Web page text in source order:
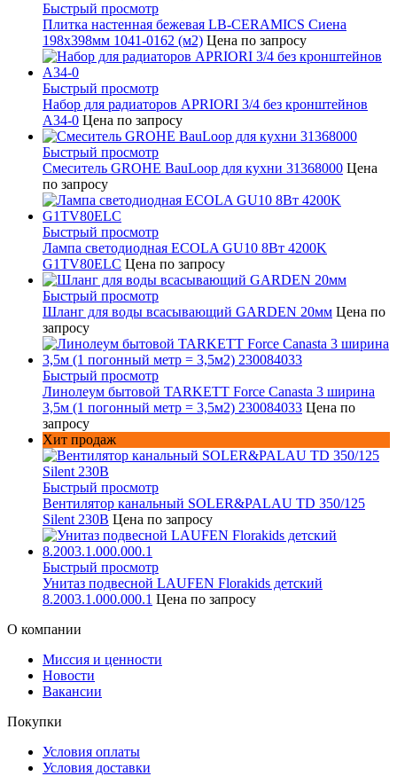
Быстрый просмотр
Плитка настенная бежевая LB-CERAMICS Сиена
198x398мм 1041-0162 (м2) Цена по запросу
Быстрый просмотр
Набор для радиаторов APRIORI 3/4 без кронштейнов
A34-0 Цена по запросу
Быстрый просмотр
Смеситель GROHE BauLoop для кухни 31368000 Цена
по запросу
Быстрый просмотр
Лампа светодиодная ECOLA GU10 8Вт 4200K
G1TV80ELC Цена по запросу
Быстрый просмотр
Шланг для воды всасывающий GARDEN 20мм Цена по
запросу
Быстрый просмотр
Линолеум бытовой TARKETT Force Canasta 3 ширина
3,5м (1 погонный метр = 3,5м2) 230084033 Цена по
запросу
Хит продаж
Быстрый просмотр
Вентилятор канальный SOLER&PALAU TD 350/125
Silent 230В Цена по запросу
Быстрый просмотр
Унитаз подвесной LAUFEN Florakids детский
8.2003.1.000.000.1 Цена по запросу
О компании
Миссия и ценности
Новости
Вакансии
Покупки
Условия оплаты
Условия доставки